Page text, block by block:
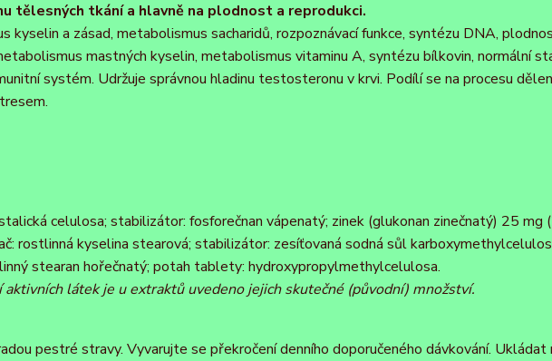
tělesných tkání a hlavně na plodnost a reprodukci.
kyselin a zásad, metabolismus sacharidů, rozpoznávací funkce, syntézu DNA,
mastných kyselin, metabolismus vitaminu A, syntézu bílkovin, normální
systém. Udržuje správnou hladinu testosteronu v krvi. Podílí se na procesu
celulosa; stabilizátor: fosforečnan vápenatý; zinek (glukonan zinečnatý) 25 mg
rostlinná kyselina stearová; stabilizátor: zesíťovaná sodná sůl
stearan hořečnatý; potah tablety: hydroxypropylmethylcelulosa.
látek je u extraktů uvedeno jejich skutečné (původní) množství.
pestré stravy. Vyvarujte se překročení denního doporučeného dávkování. Ukládat